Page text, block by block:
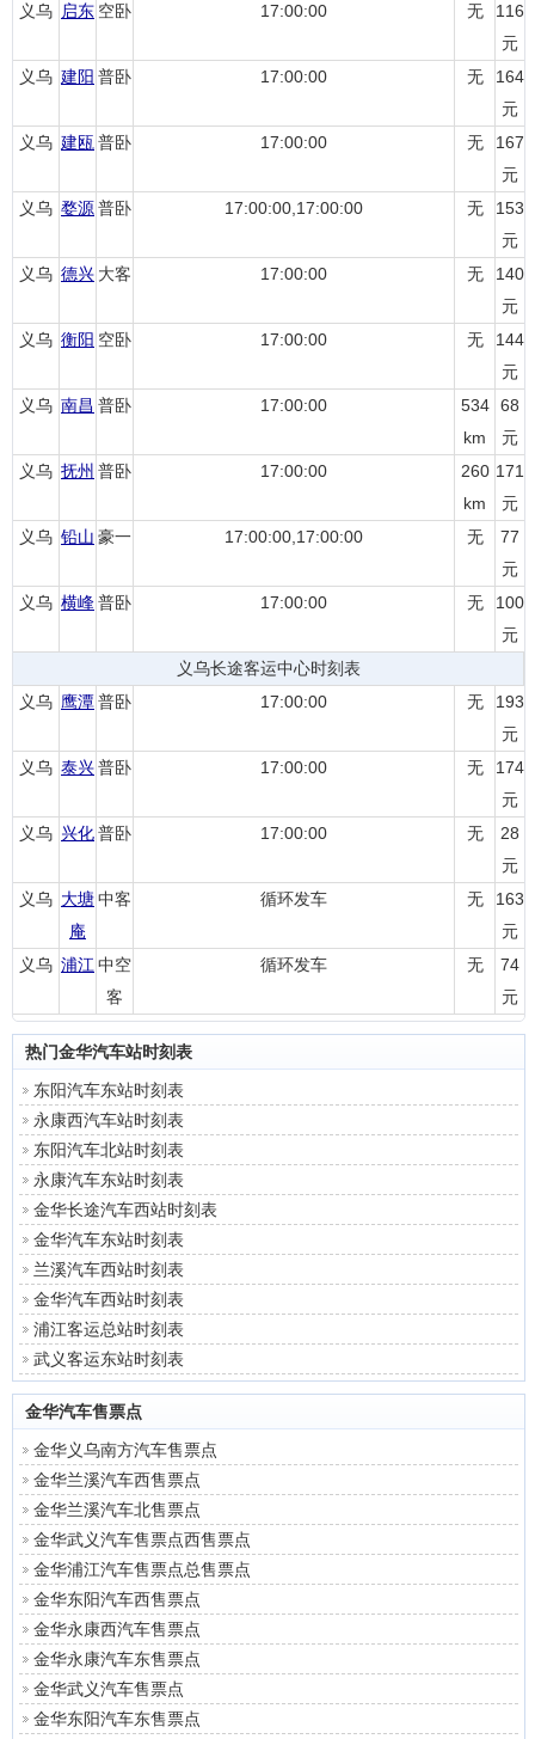
义乌 启东 空卧 17:00:00 无
116
元
义乌 建阳 普卧 17:00:00 无
164
元
义乌 建瓯 普卧 17:00:00 无
167
元
义乌 婺源普卧 17:00:00,17:00:00 无
153
元
义乌 德兴 大客 17:00:00 无
140
元
义乌 衡阳 空卧 17:00:00 无
144
元
义乌 南昌 普卧 17:00:00
534
km
68
元
义乌 抚州 普卧 17:00:00
260
km
171
元
义乌 铅山 豪一 17:00:00,17:00:00 无
77
元
义乌 横峰普卧 17:00:00 无
100
元
义乌长途客运中心时刻表
义乌 鹰潭普卧 17:00:00 无
193
元
义乌 泰兴普卧 17:00:00 无
174
元
义乌 兴化普卧 17:00:00 无
28
元
义乌 大塘
庵
中客 循环发车 无
163
元
义乌 浦江 中空
客
循环发车 无
74
元
热门金华汽车站时刻表
东阳汽车东站时刻表
永康西汽车站时刻表
东阳汽车北站时刻表
永康汽车东站时刻表
金华长途汽车西站时刻表
金华汽车东站时刻表
兰溪汽车西站时刻表
金华汽车西站时刻表
浦江客运总站时刻表
武义客运东站时刻表
金华汽车售票点
金华义乌南方汽车售票点
金华兰溪汽车西售票点
金华兰溪汽车北售票点
金华武义汽车售票点西售票点
金华浦江汽车售票点总售票点
金华东阳汽车西售票点
金华永康西汽车售票点
金华永康汽车东售票点
金华武义汽车售票点
金华东阳汽车东售票点